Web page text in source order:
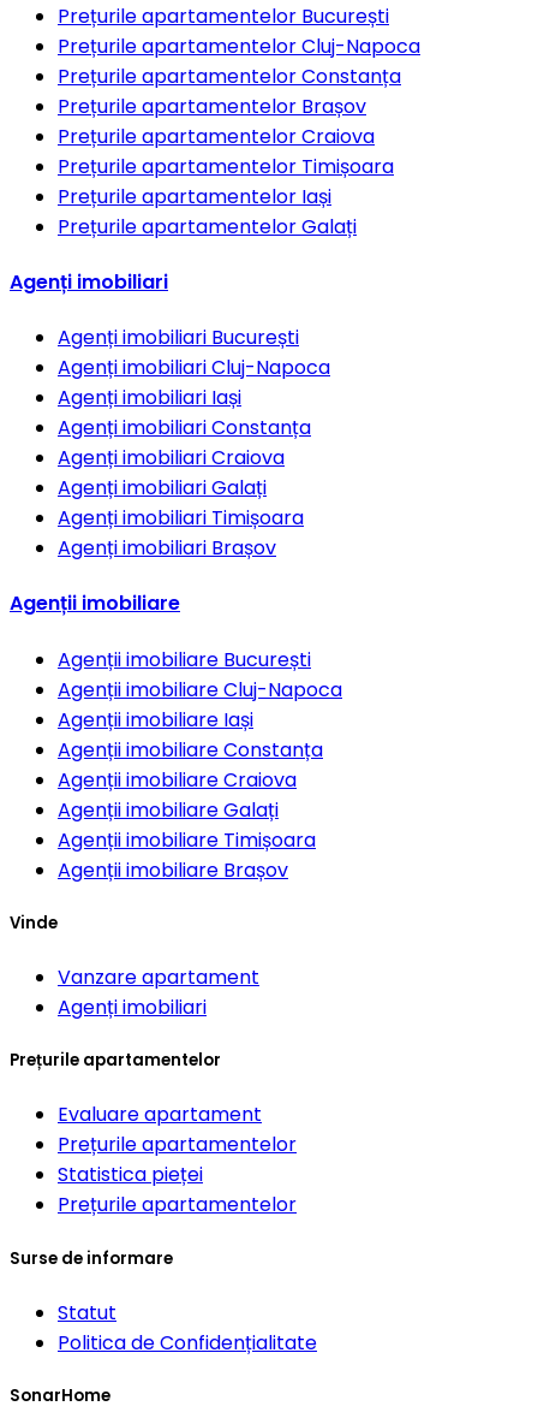
Prețurile apartamentelor București
Prețurile apartamentelorCluj-Napoca
Prețurile apartamentelorConstanța
Prețurile apartamentelor Brașov
Prețurile apartamentelorCraiova
Prețurile apartamentelor Timișoara
Prețurile apartamentelor Iași
Prețurile apartamentelorGalați
Agenți imobiliari
Agenți imobiliari București
Agenți imobiliariCluj-Napoca
Agenți imobiliari Iași
Agenți imobiliariConstanța
Agenți imobiliariCraiova
Agenți imobiliariGalați
Agenți imobiliari Timișoara
Agenți imobiliari Brașov
Agenții imobiliare
Agenții imobiliare București
Agenții imobiliareCluj-Napoca
Agenții imobiliare Iași
Agenții imobiliareConstanța
Agenții imobiliareCraiova
Agenții imobiliareGalați
Agenții imobiliare Timișoara
Agenții imobiliare Brașov
Vinde
Vanzare apartament
Agenți imobiliari
Prețurile apartamentelor
Evaluare apartament
Prețurile apartamentelor
Statistica pieței
Prețurile apartamentelor
Surse de informare
Statut
Politica de Confidențialitate
SonarHome